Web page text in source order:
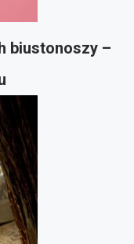
biustonoszy –